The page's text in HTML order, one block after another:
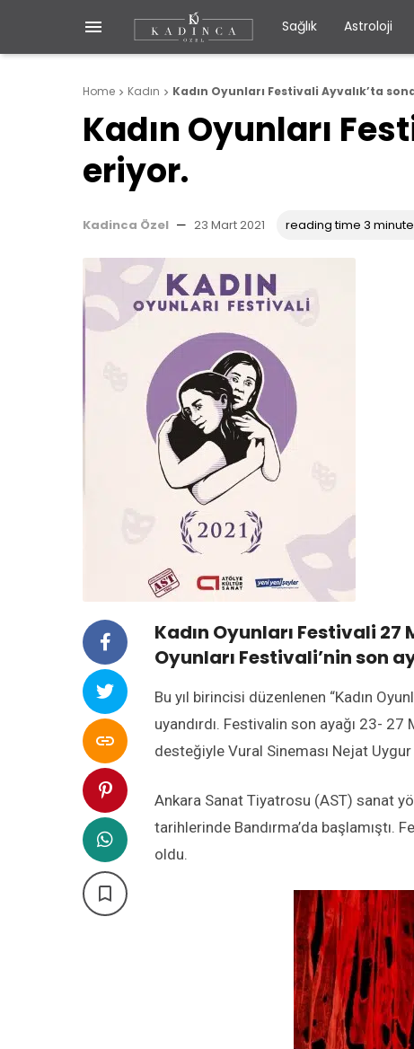
 Sağlık Astroloji
Home  Kadın  Kadın Oyunları Festivali Ayvalık’ta
Kadın Oyunları
eriyor.
Kadinca Özel — 23 Mart 2021 reading time 3


Kadın Oyunları Festivali 27
Oyunları Festivali’nin son
Bu yıl birincisi düzenlenen “Kadın
uyandırdı. Festivalin son ayağı 23-
desteğiyle Vural Sineması Nejat
Ankara Sanat Tiyatrosu (AST) sanat
tarihlerinde Bandırma’da başlamıştı.
oldu.